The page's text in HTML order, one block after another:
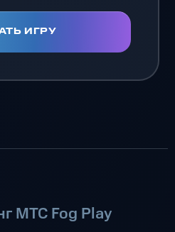
ИГРУ
МТС Fog Play